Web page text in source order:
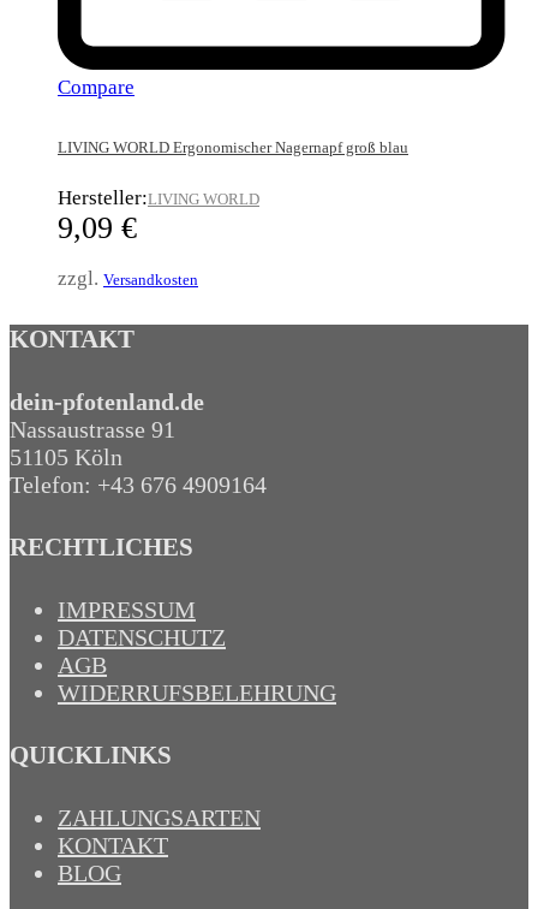
Compare
LIVING WORLD Ergonomischer Nagernapf groß blau
Hersteller:LIVING WORLD
9,09 €
zzgl. Versandkosten
KONTAKT
dein-pfotenland.de
Nassaustrasse 91
51105 Köln
Telefon: +43 676 4909164‬
RECHTLICHES
IMPRESSUM
DATENSCHUTZ
AGB
WIDERRUFSBELEHRUNG
QUICKLINKS
ZAHLUNGSARTEN
KONTAKT
BLOG